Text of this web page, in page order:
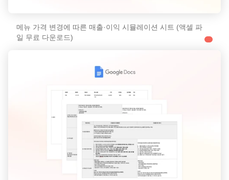
메뉴 가격 변경에 따른 매출·이익 시뮬레이션 시트 (액셀 파
일 무료 다운로드)